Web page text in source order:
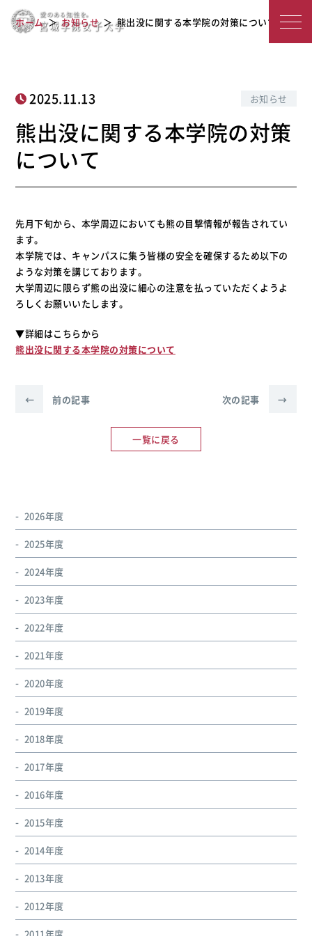
宮
女
大
熊出没に関する本学院の対策について
ホーム お知らせ 熊出没に関する本学院の対策について
2025.11.13 お知らせ
熊出没に関する本学院の対策
について
先月下旬から、本学周辺においても熊の目撃情報が報告されてい
ます。
本学院では、キャンパスに集う皆様の安全を確保するため以下の
ような対策を講じております。
大学周辺に限らず熊の出没に細心の注意を払っていただくようよ
ろしくお願いいたします。
▼詳細はこちらから
熊出没に関する本学院の対策について
← 前の記事
一覧に戻る
次の記事 →
2026年度
2025年度
2024年度
2023年度
2022年度
2021年度
2020年度
2019年度
2018年度
2017年度
2016年度
2015年度
2014年度
2013年度
2012年度